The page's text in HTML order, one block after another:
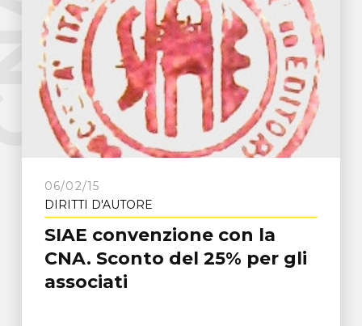
06/02/15
DIRITTI D'AUTORE
SIAE convenzione con la
CNA. Sconto del 25% per gli
associati